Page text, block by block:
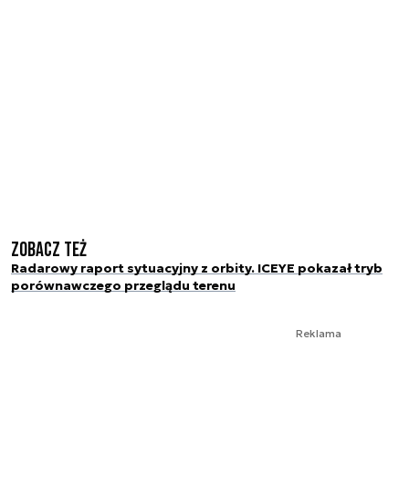
Zobacz też
Radarowy raport sytuacyjny z orbity. ICEYE pokazał tryb
porównawczego przeglądu terenu
Reklama